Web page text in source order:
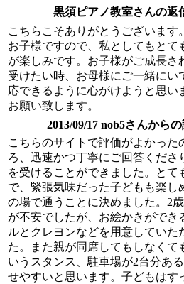
黒須ピアノ教室さんの返
こちらこそありがとうございます
お子様ですので、私としてもとて
が楽しみです。お子様がご成長さ
受けたい時、お母様にご一緒にい
応できるように心がけようと思い
お願い致します。
2013/09/17 nob5さんから
こちらのサイトで評価がよかった
ろ、迅速かつ丁寧にご回答くださ
を受けることができました。とて
で、緊張気味だった子どもも楽し
の場で通うことに決めました。2
が不安でしたが、お絵かきができ
ルとクレヨンなどを用意していた
た。また親が同席してもしなくて
いうスタンス、駐車場が2台分あ
せやすいと思います。子どもはす